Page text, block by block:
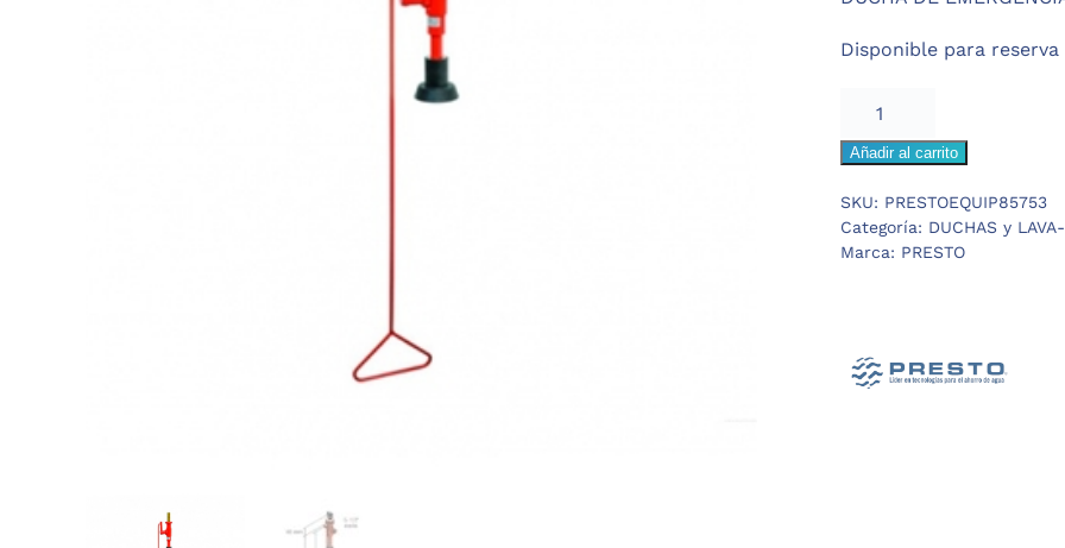
966,10 €.
Disponible para reserva
de
a
TECHO
Añadir al carrito
SKU: PRESTOEQUIP85753
Categoría: DUCHAS y
Marca: PRESTO